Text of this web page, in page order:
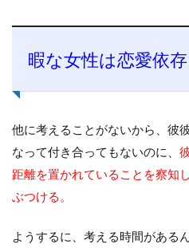
暇な女性は恋愛依
他に考えることがないから、彼
なって付き合ってもないのに、
距離を置かれていることを察知
ぶつける。
ようするに、考える時間がある